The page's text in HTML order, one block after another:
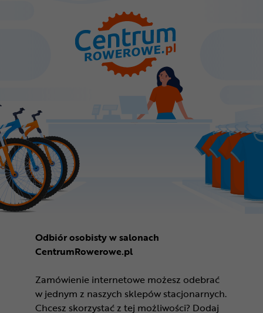
Odbiór osobisty w salonach
CentrumRowerowe.pl
Zamówienie internetowe możesz odebrać
w jednym z naszych sklepów stacjonarnych.
Chcesz skorzystać z tej możliwości? Dodaj